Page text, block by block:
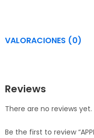
VALORACIONES (0)
Reviews
There are no reviews yet.
Be the first to review